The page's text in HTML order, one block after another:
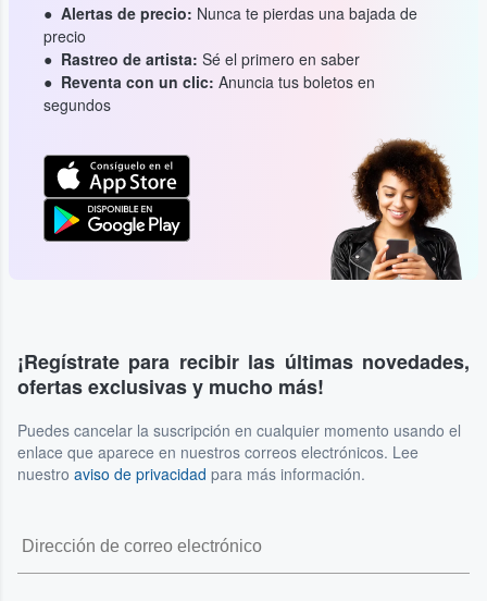
Alertas de precio: Nunca te pierdas una bajada de
precio
Rastreo de artista: Sé el primero en saber
Reventa con un clic: Anuncia tus boletos en
segundos
¡Regístrate para recibir las últimas novedades,
ofertas exclusivas y mucho más!
Puedes cancelar la suscripción en cualquier momento usando el
enlace que aparece en nuestros correos electrónicos. Lee
nuestro aviso de privacidad para más información.